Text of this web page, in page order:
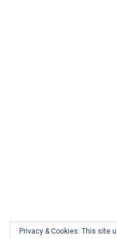
Privacy & Cookies: This site